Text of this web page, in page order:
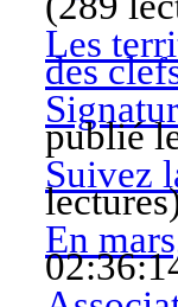
Les
des
publié
Suivez
lectures
En